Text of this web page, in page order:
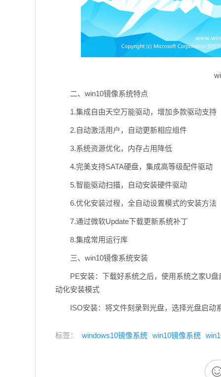
二、win10镜像系统特点
1.集成自由天空万能驱动，增加多款驱动支持
2.自动激活用户，自动更新相应组件
3.系统资源优化，内存占用降低
4.完美支持SATA硬盘，集成高等级配件驱动
5.智能驱动扫描，自动安装硬件驱动
6.优化安装过程，全自动设置模式的安装方法
7.通过微软Update下载更新系统补丁
8.集成常用运行库
三、win10镜像系统安装
PE安装：下载好系统之后，使用系统之家U盘
动化安装模式
ISO安装：将文件刻录到光盘，选择光盘启动
标签： windows10镜像系统 win10镜像系统